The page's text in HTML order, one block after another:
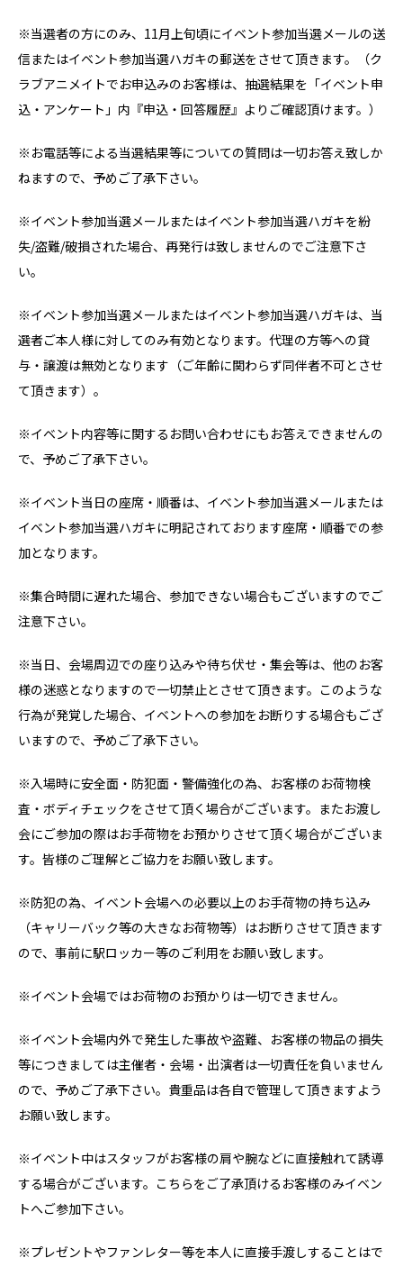
※当選者の方にのみ、11月上旬頃にイベント参加当選メールの送
信またはイベント参加当選ハガキの郵送をさせて頂きます。（ク
ラブアニメイトでお申込みのお客様は、抽選結果を「イベント申
込・アンケート」内『申込・回答履歴』よりご確認頂けます。）
※お電話等による当選結果等についての質問は一切お答え致しか
ねますので、予めご了承下さい。
※イベント参加当選メールまたはイベント参加当選ハガキを紛
失/盗難/破損された場合、再発行は致しませんのでご注意下さ
い。
※イベント参加当選メールまたはイベント参加当選ハガキは、当
選者ご本人様に対してのみ有効となります。代理の方等への貸
与・譲渡は無効となります（ご年齢に関わらず同伴者不可とさせ
て頂きます）。
※イベント内容等に関するお問い合わせにもお答えできませんの
で、予めご了承下さい。
※イベント当日の座席・順番は、イベント参加当選メールまたは
イベント参加当選ハガキに明記されております座席・順番での参
加となります。
※集合時間に遅れた場合、参加できない場合もございますのでご
注意下さい。
※当日、会場周辺での座り込みや待ち伏せ・集会等は、他のお客
様の迷惑となりますので一切禁止とさせて頂きます。このような
行為が発覚した場合、イベントへの参加をお断りする場合もござ
いますので、予めご了承下さい。
※入場時に安全面・防犯面・警備強化の為、お客様のお荷物検
査・ボディチェックをさせて頂く場合がございます。またお渡し
会にご参加の際はお手荷物をお預かりさせて頂く場合がございま
す。皆様のご理解とご協力をお願い致します。
※防犯の為、イベント会場への必要以上のお手荷物の持ち込み
（キャリーバック等の大きなお荷物等）はお断りさせて頂きます
ので、事前に駅ロッカー等のご利用をお願い致します。
※イベント会場ではお荷物のお預かりは一切できません。
※イベント会場内外で発生した事故や盗難、お客様の物品の損失
等につきましては主催者・会場・出演者は一切責任を負いません
ので、予めご了承下さい。貴重品は各自で管理して頂きますよう
お願い致します。
※イベント中はスタッフがお客様の肩や腕などに直接触れて誘導
する場合がございます。こちらをご了承頂けるお客様のみイベン
トへご参加下さい。
※プレゼントやファンレター等を本人に直接手渡しすることはで